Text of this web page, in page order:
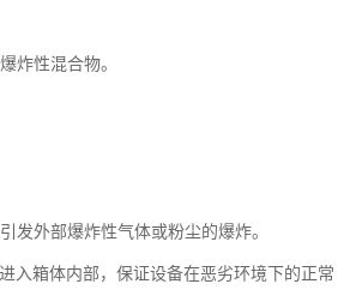
炸性混合物。
发外部爆炸性气体或粉尘的爆炸。
入箱体内部，保证设备在恶劣环境下的正常